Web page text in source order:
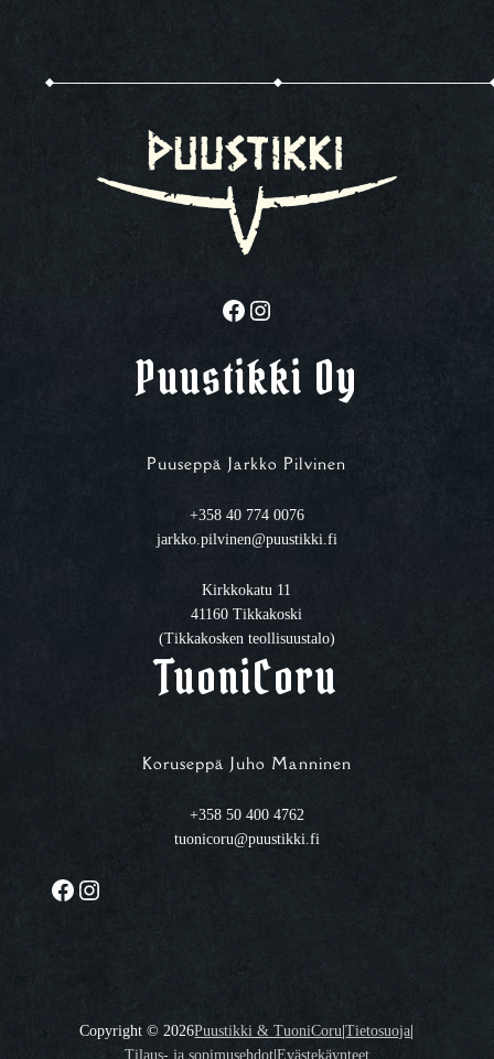
Facebook Instagram
Puustikki Oy
Puuseppä Jarkko Pilvinen
+358 40 774 0076
jarkko.pilvinen@puustikki.fi
Kirkkokatu 11
41160 Tikkakoski
(Tikkakosken teollisuustalo)
TuoniCoru
Koruseppä Juho Manninen
+358 50 400 4762
tuonicoru@puustikki.fi
Facebook Instagram
Copyright © 2026Puustikki & TuoniCoru|Tietosuoja|
Tilaus- ja sopimusehdot|Evästekäynteet